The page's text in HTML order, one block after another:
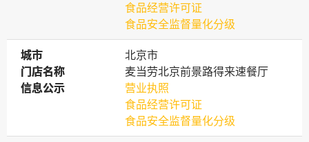
食品经营许可证
食品安全监督量化分级
城市
城市
北京市
门店名称
门店名称
麦当劳北京前景路得来速餐厅
信息公示
信息公示
营业执照
食品经营许可证
食品安全监督量化分级